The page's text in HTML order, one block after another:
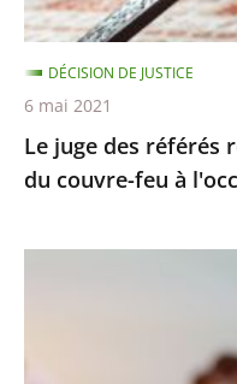
levée
du
couvre-
feu
à
l'occasion
la
Le juge des référés
du couvre-feu à
DÉCISION DE JUSTICE
6 mai 2021